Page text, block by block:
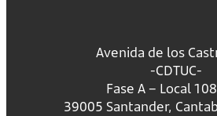
Avenida de los
-CDTUC-
Fase A – Local
39005 Santander,